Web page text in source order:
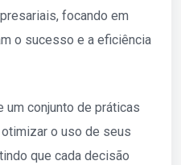
focando em
o sucesso e a eficiência
um conjunto de práticas
o uso de seus
que cada decisão